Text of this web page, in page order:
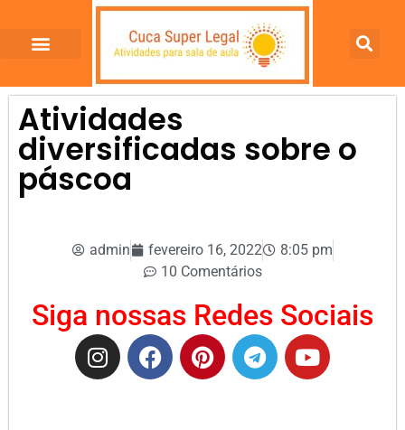
Atividades
diversificadas sobre o
páscoa
admin fevereiro 16, 2022
8:05 pm
10 Comentários
Siga nossas Redes Sociais